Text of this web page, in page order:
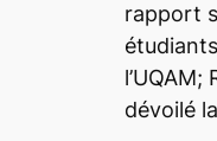
rapport
dévoilé